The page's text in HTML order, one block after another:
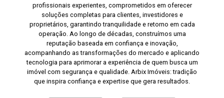
profissionais experientes, comprometidos em oferecer
soluções completas para clientes, investidores e
proprietários, garantindo tranquilidade e retorno em cada
operação. Ao longo de décadas, construímos uma
reputação baseada em confiança e inovação,
acompanhando as transformações do mercado e aplicando
tecnologia para aprimorar a experiência de quem busca um
imóvel com segurança e qualidade. Arbix Imóveis: tradição
que inspira confiança e expertise que gera resultados.